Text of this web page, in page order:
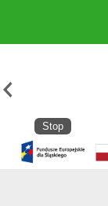
Stop